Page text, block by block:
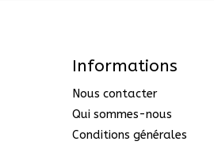
Informations
Nous contacter
Qui sommes-nous
Conditions générales